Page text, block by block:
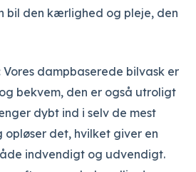
bil den kærlighed og pleje, den
Vores dampbaserede bilvask er
bekvem, den er også utroligt
dybt ind i selv de mest
opløser det, hvilket giver en
indvendigt og udvendigt.